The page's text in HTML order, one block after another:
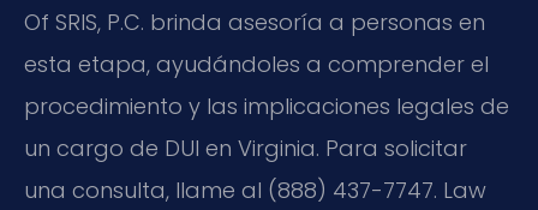
Of SRIS, P.C. brinda asesoría a personas en
esta etapa, ayudándoles a comprender el
procedimiento y las implicaciones legales de
un cargo de DUI en Virginia. Para solicitar
una consulta, llame al (888) 437-7747. Law